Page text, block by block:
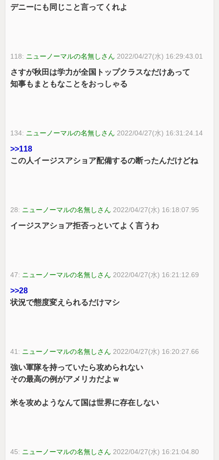
デニーにも同じこと言ってくれよ
118: ニューノーマルの名無しさん 2022/04/27(水) 16:29:43.01
さすが秋田は学力が全国トップクラスなだけあって
知事もまともなことをおっしゃる
134: ニューノーマルの名無しさん 2022/04/27(水) 16:31:24.14
>>118
この人イージスアショア配備するの断ったんだけどね
28: ニューノーマルの名無しさん 2022/04/27(水) 16:18:07.95
イージスアショア拒否っといてよく言うわ
47: ニューノーマルの名無しさん 2022/04/27(水) 16:21:12.69
>>28
状況で態度変えられるだけマシ
41: ニューノーマルの名無しさん 2022/04/27(水) 16:20:27.66
強い軍隊を持っていたら攻められない
その最高の例がアメリカだよｗ
米を攻めようなんて国は世界に存在しない
45: ニューノーマルの名無しさん 2022/04/27(水) 16:21:04.80